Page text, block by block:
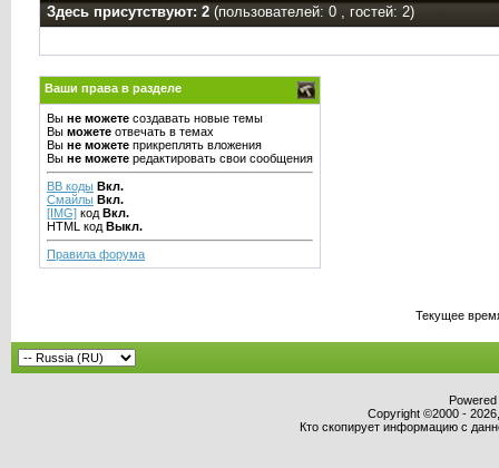
Здесь присутствуют: 2 (пользователей: 0 , гостей: 2)
Ваши права в разделе
Вы не можетесоздавать новые темы
Вы можетеотвечать в темах
Вы не можетеприкреплять вложения
Вы не можетередактировать свои сообщения
BB коды Вкл.
Смайлы Вкл.
[IMG]код Вкл.
HTML код Выкл.
Правила форума
Текущее
Copyright ©2000 -
Кто скопирует информацию с